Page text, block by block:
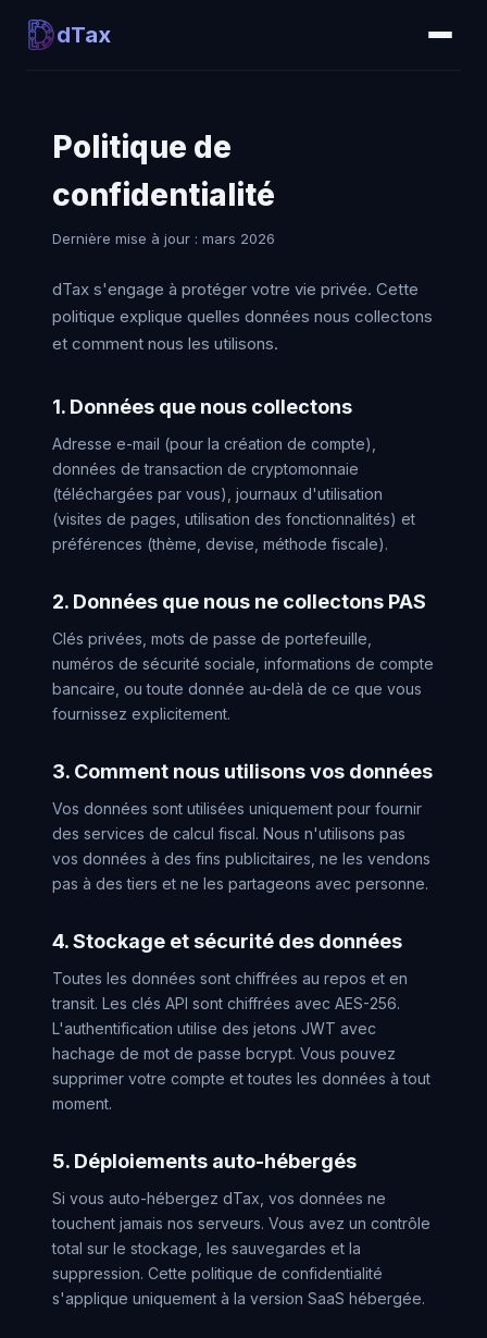
dTax
Politique de
confidentialité
Dernière mise à jour : mars 2026
dTax s'engage à protéger votre vie privée. Cette
politique explique quelles données nous collectons
et comment nous les utilisons.
1. Données que nous collectons
Adresse e-mail (pour la création de compte),
données de transaction de cryptomonnaie
(téléchargées par vous), journaux d'utilisation
(visites de pages, utilisation des fonctionnalités) et
préférences (thème, devise, méthode fiscale).
2. Données que nous ne collectons PAS
Clés privées, mots de passe de portefeuille,
numéros de sécurité sociale, informations de compte
bancaire, ou toute donnée au-delà de ce que vous
fournissez explicitement.
3. Comment nous utilisons vos données
Vos données sont utilisées uniquement pour fournir
des services de calcul fiscal. Nous n'utilisons pas
vos données à des fins publicitaires, ne les vendons
pas à des tiers et ne les partageons avec personne.
4. Stockage et sécurité des données
Toutes les données sont chiffrées au repos et en
transit. Les clés API sont chiffrées avec AES-256.
L'authentification utilise des jetons JWT avec
hachage de mot de passe bcrypt. Vous pouvez
supprimer votre compte et toutes les données à tout
moment.
5. Déploiements auto-hébergés
Si vous auto-hébergez dTax, vos données ne
touchent jamais nos serveurs. Vous avez un contrôle
total sur le stockage, les sauvegardes et la
suppression. Cette politique de confidentialité
s'applique uniquement à la version SaaS hébergée.